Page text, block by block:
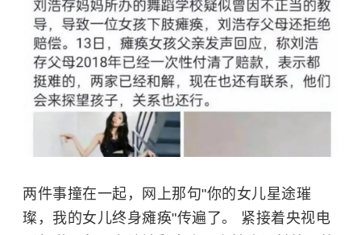
两件事撞在一起，网上那句"你的女儿星途璀
璨，我的女儿终身瘫痪"传遍了。 紧接着央视电